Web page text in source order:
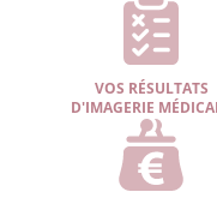
VOS RÉSULTATS
D'IMAGERIE